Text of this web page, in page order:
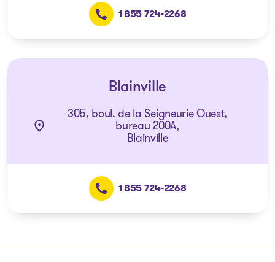
1 855 724-2268
Blainville
305, boul. de la Seigneurie Ouest,
bureau 200A,
Blainville
1 855 724-2268